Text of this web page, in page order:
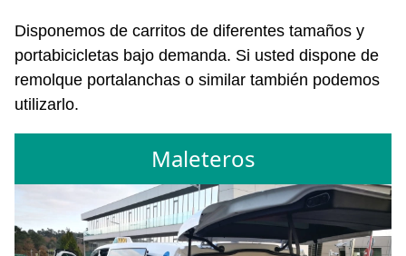
Disponemos de carritos de diferentes tamaños y
portabicicletas bajo demanda. Si usted dispone de
remolque portalanchas o similar también podemos
utilizarlo.
Maleteros